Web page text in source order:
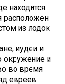
находится
расположен
из лодок
иудеи и
окружение и
во время
евреев